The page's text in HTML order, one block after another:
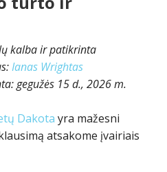
kalba ir patikrinta
Ianas Wrightas
gegužės 15 d., 2026 m.
Dakota yra mažesni
atsakome įvairiais